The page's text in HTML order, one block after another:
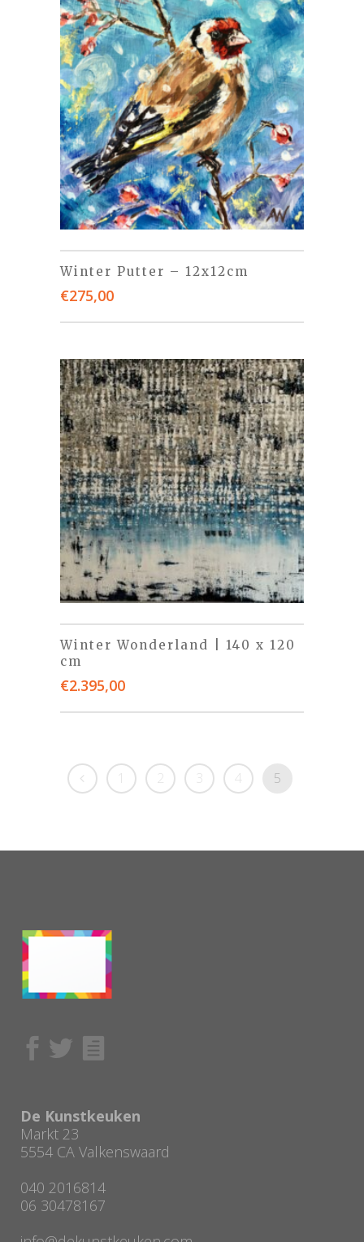
Winter Putter – 12x12cm
€275,00
Winter Wonderland | 140 x 120
cm
€2.395,00
1 2 3 4 5
De Kunstkeuken
Markt 23
5554 CA Valkenswaard
040 2016814
06 30478167